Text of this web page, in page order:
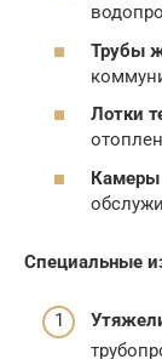
Трубы
Лотки
Камеры
Специальные